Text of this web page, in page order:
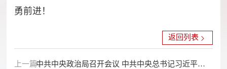
勇前进！
上一篇：中共中央政治局召开会议 中共中央总书记习近平主
返回列表